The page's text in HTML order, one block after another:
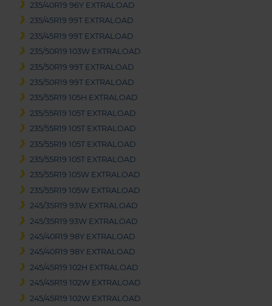
235/40R19 96Y EXTRALOAD
235/45R19 99T EXTRALOAD
235/45R19 99T EXTRALOAD
235/50R19 103W EXTRALOAD
235/50R19 99T EXTRALOAD
235/50R19 99T EXTRALOAD
235/55R19 105H EXTRALOAD
235/55R19 105T EXTRALOAD
235/55R19 105T EXTRALOAD
235/55R19 105T EXTRALOAD
235/55R19 105T EXTRALOAD
235/55R19 105W EXTRALOAD
235/55R19 105W EXTRALOAD
245/35R19 93W EXTRALOAD
245/35R19 93W EXTRALOAD
245/40R19 98Y EXTRALOAD
245/40R19 98Y EXTRALOAD
245/45R19 102H EXTRALOAD
245/45R19 102W EXTRALOAD
245/45R19 102W EXTRALOAD